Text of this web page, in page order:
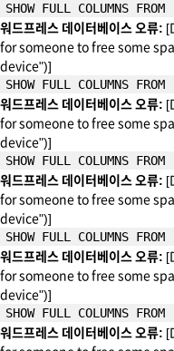
SHOW FULL COLUMNS
워드프레스 데이터베이스 오류:
for someone to free some
device")]
SHOW FULL COLUMNS
워드프레스 데이터베이스 오류:
for someone to free some
device")]
SHOW FULL COLUMNS
워드프레스 데이터베이스 오류:
for someone to free some
device")]
SHOW FULL COLUMNS
워드프레스 데이터베이스 오류:
for someone to free some
device")]
SHOW FULL COLUMNS
워드프레스 데이터베이스 오류: